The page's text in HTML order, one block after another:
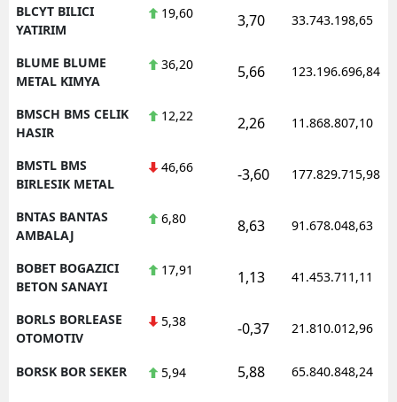
BLCYT BILICI
YATIRIM
19,60 3,70 33.743.198,65
BLUME BLUME
METAL KIMYA
36,20 5,66 123.196.696,84
BMSCH BMS CELIK
HASIR
12,22 2,26 11.868.807,10
BMSTL BMS
BIRLESIK METAL
46,66 -3,60 177.829.715,98
BNTAS BANTAS
AMBALAJ
6,80 8,63 91.678.048,63
BOBET BOGAZICI
BETON SANAYI
17,91 1,13 41.453.711,11
BORLS BORLEASE
OTOMOTIV
5,38 -0,37 21.810.012,96
BORSK BOR SEKER 5,94 5,88 65.840.848,24